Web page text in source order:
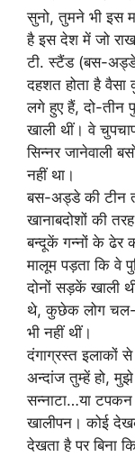
सुनो, तुमने भी इस
है इस देश में जो
टी. स्टैंड (बस-
दहशत होता है वैसा
लगे हुए हैं, दो-तीन
खाली थीं। वे
सिन्नर जानेवाली
नहीं था।
बस-अड्डे की टीन
खानाबदोशों की
बन्दूकें गन्नों के ढेर
मालूम पड़ता कि वे
दोनों सड़कें खाली
थे, कुछेक लोग चल-
भी नहीं थीं।
दंगाग्रस्त इलाकों
अन्दांज तुम्हें हो,
सन्नाटा…या
खालीपन। कोई
देखता है पर बिना